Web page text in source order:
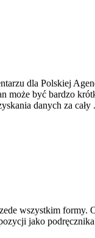
dla Polskiej
może być bardzo
danych za cały
wszystkim formy.
jako